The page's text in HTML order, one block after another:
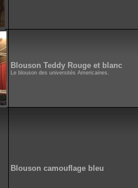
Blouson Teddy Rouge et blanc
Le blouson des universités Americaines.
Blouson camouflage bleu